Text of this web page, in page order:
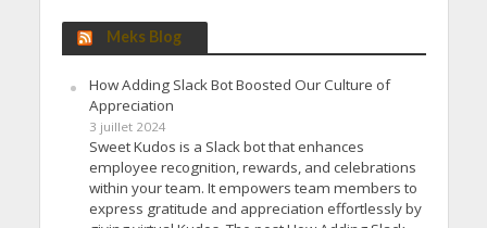
Meks Blog
How Adding Slack Bot Boosted Our Culture of
Appreciation
3 juillet 2024
Sweet Kudos is a Slack bot that enhances
employee recognition, rewards, and celebrations
within your team. It empowers team members to
express gratitude and appreciation effortlessly by